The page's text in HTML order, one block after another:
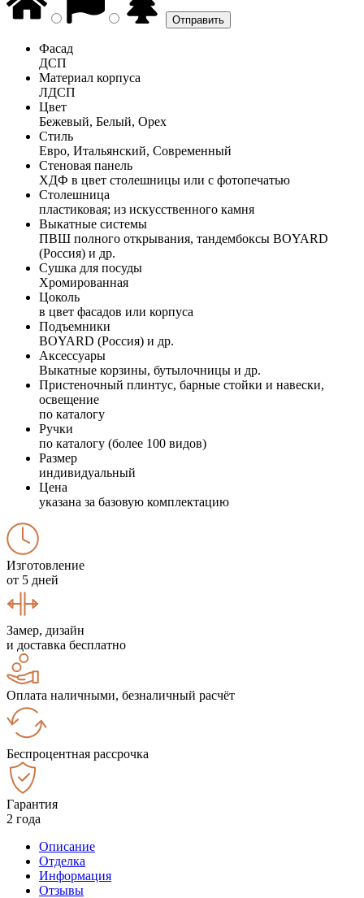
Фасад
ДСП
Материал корпуса
ЛДСП
Цвет
Бежевый, Белый, Орех
Стиль
Евро, Итальянский, Современный
Стеновая панель
ХДФ в цвет столешницы или с фотопечатью
Столешница
пластиковая; из искусственного камня
Выкатные системы
ПВШ полного открывания, тандембоксы BOYARD
(Россия) и др.
Сушка для посуды
Хромированная
Цоколь
в цвет фасадов или корпуса
Подъемники
BOYARD (Россия) и др.
Аксессуары
Выкатные корзины, бутылочницы и др.
Пристеночный плинтус, барные стойки и навески,
освещение
по каталогу
Ручки
по каталогу (более 100 видов)
Размер
индивидуальный
Цена
указана за базовую комплектацию
Изготовление
от 5 дней
Замер, дизайн
и доставка бесплатно
Оплата наличными, безналичный расчёт
Беспроцентная рассрочка
Гарантия
2 года
Описание
Отделка
Информация
Отзывы